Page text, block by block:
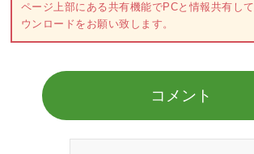
ページ上部にある共有機能でPCと情報共有し
ウンロードをお願い致します。
コメント